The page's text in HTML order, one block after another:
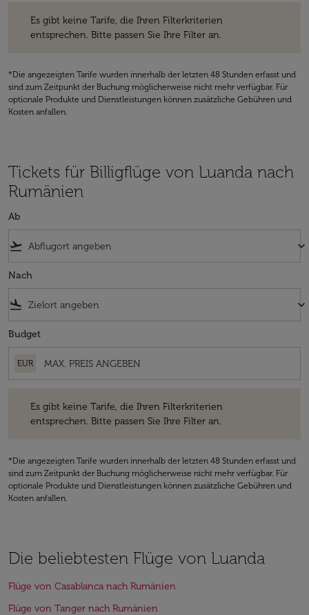
Es gibt keine Tarife, die Ihren Filterkriterien
entsprechen. Bitte passen Sie Ihre Filter an.
*Die angezeigten Tarife wurden innerhalb der letzten 48 Stunden erfasst und
sind zum Zeitpunkt der Buchung möglicherweise nicht mehr verfügbar. Für
optionale Produkte und Dienstleistungen können zusätzliche Gebühren und
Kosten anfallen.
Tickets für Billigflüge von Luanda nach
Rumänien
Ab
flight_takeoff keyboard_arrow_down
Nach
flight_land keyboard_arrow_down
Budget
EUR
Es gibt keine Tarife, die Ihren Filterkriterien
entsprechen. Bitte passen Sie Ihre Filter an.
*Die angezeigten Tarife wurden innerhalb der letzten 48 Stunden erfasst und
sind zum Zeitpunkt der Buchung möglicherweise nicht mehr verfügbar. Für
optionale Produkte und Dienstleistungen können zusätzliche Gebühren und
Kosten anfallen.
Die beliebtesten Flüge von Luanda
Flüge von Casablanca nach Rumänien
Flüge von Tanger nach Rumänien